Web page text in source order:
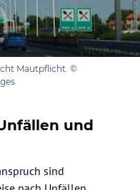
Mautpflicht. ©
und
sind